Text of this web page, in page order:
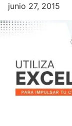
junio 27, 2015